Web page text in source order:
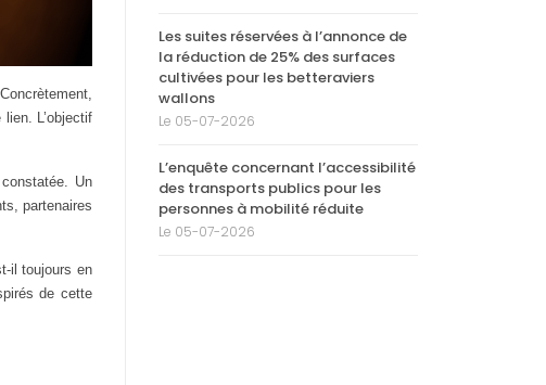
L’objectif
Un
partenaires
il toujours en
de cette
Les suites réservées à l’annonce de
la réduction de 25% des surfaces
cultivées pour les betteraviers
wallons
Le 05-07-2026
L’enquête concernant l’accessibilité
des transports publics pour les
personnes à mobilité réduite
Le 05-07-2026